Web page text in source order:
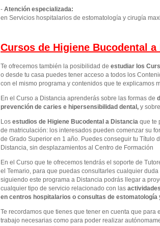
- Atención especializada:
en Servicios hospitalarios de estomatología y cirugía
Cursos de Higiene Bucodental a
Te ofrecemos también la posibilidad de estudiar los
o desde tu casa puedes tener acceso a todos los
con el mismo programa y contenidos que te explicamos
En el Curso a Distancia aprenderás sobre las formas de
prevención de caries e hipersensibilidad dental, y
Los estudios de Higiene Bucodental a Distancia que te
de matriculación: los interesados pueden comenzar su
de Grado Superior en 1 año. Puedes conseguir tu Título
Distancia, sin desplazamientos al Centro de Formación
En el Curso que te ofrecemos tendrás el soporte de
el Temario, para que puedas consultarles cualquier
siguiendo este programa a Distancia podrás llegar a
cualquier tipo de servicio relacionado con las
en centros hospitalarios o consultas de estomatología
Te recordamos que tienes que tener en cuenta que
trabajo necesarias como para poder realizar